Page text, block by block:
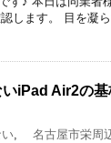
します。 目を凝
iPad Air2の
, 名古屋市栄周